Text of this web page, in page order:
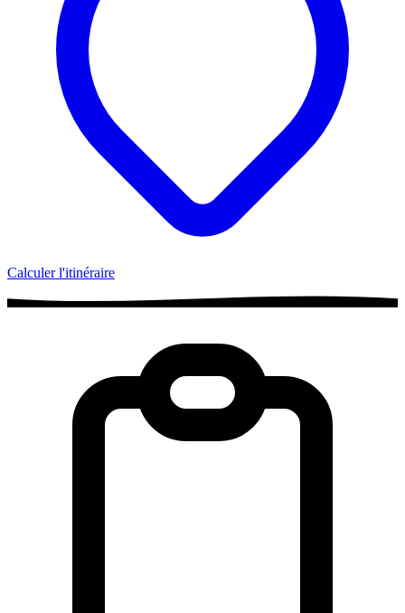
Calculer l'itinéraire